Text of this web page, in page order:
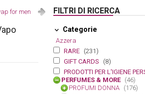
for men FILTRI DI RICERCA
Categorie
Azzera
RARE (231)
GIFT CARDS (8)
PRODOTTI PER L'IGIENE
PERFUMES & MORE (46)
PROFUMI DONNA (176)